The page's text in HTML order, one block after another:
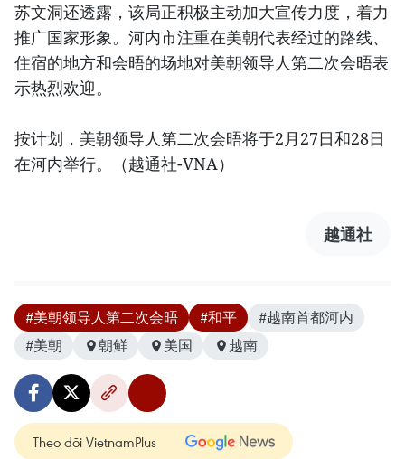
苏文洞还透露，该局正积极主动加大宣传力度，着力
推广国家形象。河内市注重在美朝代表经过的路线、
住宿的地方和会晤的场地对美朝领导人第二次会晤表
示热烈欢迎。
按计划，美朝领导人第二次会晤将于2月27日和28日
在河内举行。（越通社-VNA）
越通社
#美朝领导人第二次会晤 #和平
#越南首都河内
#美朝
朝鲜 美国 越南
Theo dõi VietnamPlus